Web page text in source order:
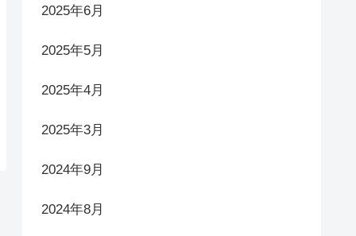
2025年6月
2025年5月
2025年4月
2025年3月
2024年9月
2024年8月